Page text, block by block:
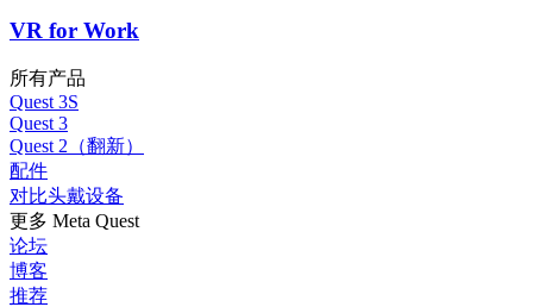
VR for Work
所有产品
Quest 3S
Quest 3
Quest 2（翻新）
配件
对比头戴设备
更多 Meta Quest
论坛
博客
推荐